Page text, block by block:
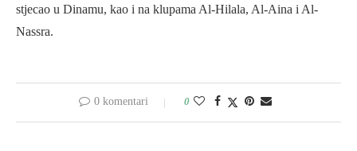
stjecao u Dinamu, kao i na klupama Al-Hilala, Al-Aina i Al-
Nassra.
0 komentari 0